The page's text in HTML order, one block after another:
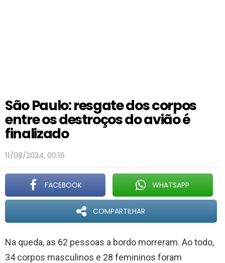
São Paulo: resgate dos corpos
entre os destroços do avião é
finalizado
11/08/2024, 00:16
FACEBOOK WHATSAPP
COMPARTILHAR
Na queda, as 62 pessoas a bordo morreram. Ao todo,
34 corpos masculinos e 28 femininos foram